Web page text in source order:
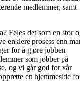
medlemmer, samt
Føles det som en stor
enklere prosess enn
for å gjøre jobben
som jobber på
og vi går god for vår
en hjemmeside